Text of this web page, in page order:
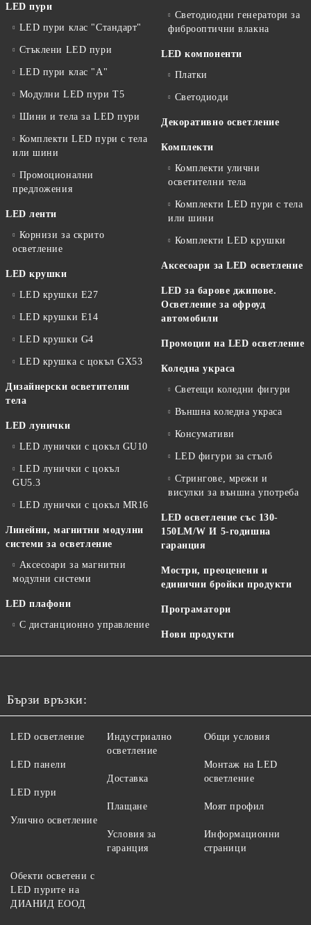
LED пури
LED пури клас "Стандарт"
Стъклени LED пури
LED пури клас "А"
Модулни LED пури T5
Шини и тела за LED пури
Комплекти LED пури с тела
или шини
Промоционални
предложения
LED ленти
Корнизи за скрито
осветление
LED крушки
LED крушки E27
LED крушки E14
LED крушки G4
LED крушка с цокъл GX53
Дизайнерски осветителни
тела
LED лунички
LED лунички с цокъл GU10
LED лунички с цокъл
GU5.3
LED лунички с цокъл MR16
Линейни, магнитни модулни
системи за осветление
Аксесоари за магнитни
модулни системи
LED плафони
С дистанционно управление
Светодиодни генератори за
фиброоптични влакна
LED компоненти
Платки
Светодиоди
Декоративно осветление
Комплекти
Комплекти улични
осветителни тела
Комплекти LED пури с тела
или шини
Комплекти LED крушки
Аксесоари за LED осветление
LED за барове джипове.
Осветление за офроуд
автомобили
Промоции на LED осветление
Коледна украса
Светещи коледни фигури
Външна коледна украса
Консумативи
LED фигури за стълб
Стрингове, мрежи и
висулки за външна употреба
LED осветление със 130-
150LM/W И 5-годишна
гаранция
Мостри, преоценени и
единични бройки продукти
Програматори
Нови продукти
Бързи връзки:
LED осветление
LED панели
LED пури
Улично осветление
Индустриално
осветление
Доставка
Плащане
Условия за
гаранция
Общи условия
Монтаж на LED
осветление
Моят профил
Информационни
страници
Обекти осветени с
LED пурите на
ДИАНИД ЕООД